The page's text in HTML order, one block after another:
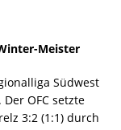
Meister
Südwest
OFC setzte
3:2 (1:1) durch